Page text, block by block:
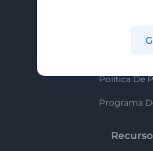
Política De
Programa